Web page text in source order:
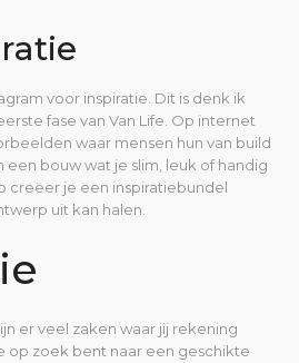
voor inspiratie. Dit is denk ik
fase van Van Life. Op internet
waar mensen hun van build
een bouw wat je slim, leuk of handig
creëer je een inspiratiebundel
uit kan halen.
er veel zaken waar jij rekening
op zoek bent naar een geschikte